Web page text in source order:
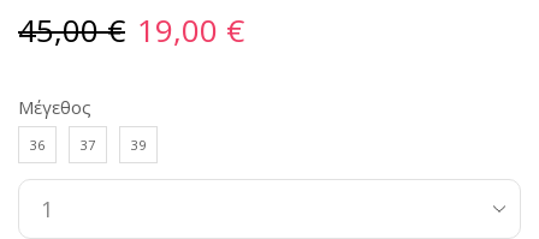
45,00€ 19,00 €
Μέγεθος
36 37 39